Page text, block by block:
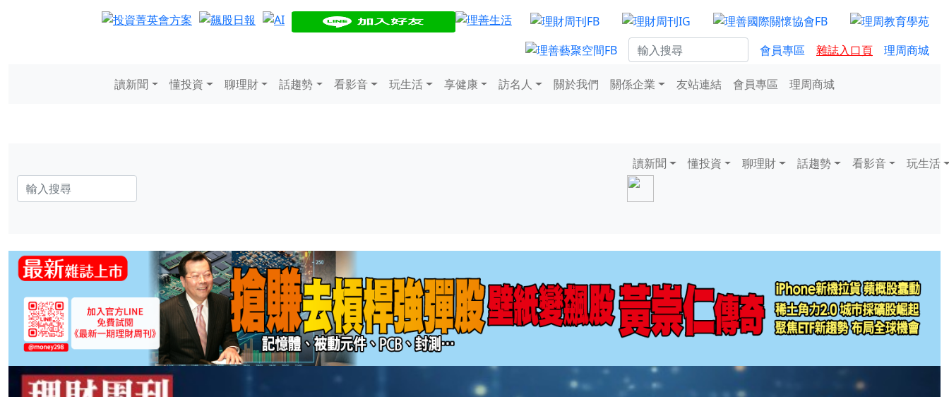
會員專區 雜誌入口頁 理周商城
讀新聞 懂投資 聊理財 話趨勢 看影音 玩生活 享健康 訪名人 關於我們 關係企業 友站連結 會員專區 理周商城
讀新聞 懂投資 聊理財 話趨勢 看影音 玩生活